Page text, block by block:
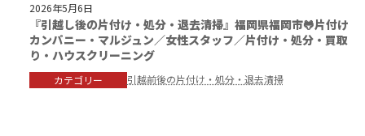
2026年5月6日
『引越し後の片付け・処分・退去清掃』福岡県福岡市🐸片付け
カンパニー・マルジュン／女性スタッフ／片付け・処分・買取
り・ハウスクリーニング
カテゴリー 引越前後の片付け・処分・退去清掃